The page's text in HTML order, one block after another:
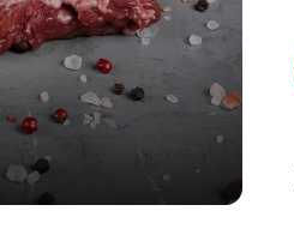
Стейки Клаб
Стейки Оссобуко
Стейки Шатобриан
Стейки из птицы
Стейки свиные